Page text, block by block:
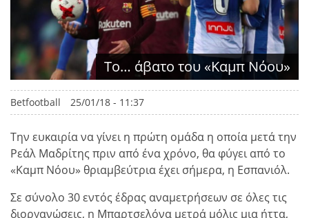
Το… άβατο του «Καμπ Νόου»
Betfootball 25/01/18 - 11:37
Την ευκαιρία να γίνει η πρώτη ομάδα η οποία μετά την
Ρεάλ Μαδρίτης πριν από ένα χρόνο, θα φύγει από το
«Καμπ Νόου» θριαμβεύτρια έχει σήμερα, η Εσπανιόλ.
Σε σύνολο 30 εντός έδρας αναμετρήσεων σε όλες τις
διοργανώσεις, η Μπαρτσελόνα μετρά μόλις μια ήττα,